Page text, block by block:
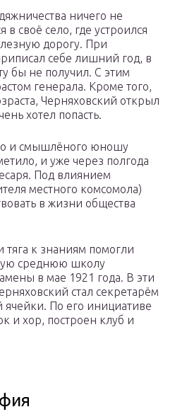
ничего не
своё село, где устроился
дорогу. При
себе лишний год, в
бы не получил. С этим
генерала. Кроме того,
Черняховский открыл
хотел попасть.
и смышлёного юношу
и уже через полгода
Под влиянием
местного комсомола)
в жизни общества
тяга к знаниям помогли
среднюю школу
в мае 1921 года. В эти
стал секретарём
ячейки. По его инициативе
и хор, построен клуб и